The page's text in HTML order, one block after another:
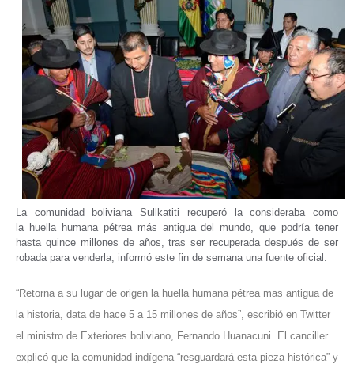
La comunidad boliviana Sullkatiti recuperó la consideraba como
la huella humana pétrea más antigua del mundo, que podría tener
hasta quince millones de años, tras ser recuperada después de ser
robada para venderla, informó este fin de semana una fuente oficial.
“Retorna a su lugar de origen la huella humana pétrea mas antigua de
la historia, data de hace 5 a 15 millones de años”, escribió en Twitter
el ministro de Exteriores boliviano, Fernando Huanacuni. El canciller
explicó que la comunidad indígena “resguardará esta pieza histórica” y